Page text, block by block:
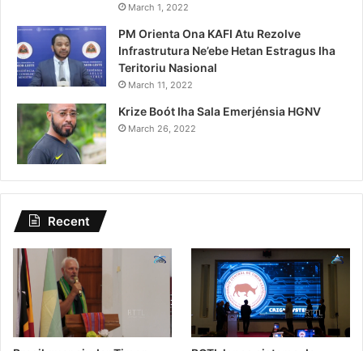
March 1, 2022
PM Orienta Ona KAFI Atu Rezolve
Infrastrutura Ne’ebe Hetan Estragus Iha
Teritoriu Nasional
March 11, 2022
Krize Boót Iha Sala Emerjénsia HGNV
March 26, 2022
Recent